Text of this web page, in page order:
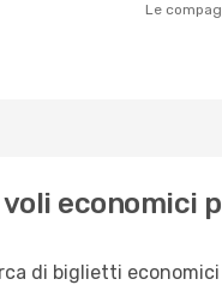
Le
economici
di biglietti